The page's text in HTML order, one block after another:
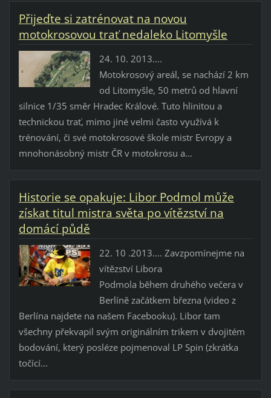
Přijeďte si zatrénovat na novou
motokrosovou trať nedaleko Litomyšle
24. 10. 2013....
Motokrosový areál, se nachází 2 km
od Litomyšle, 50 metrů od hlavní
silnice 1/35 směr Hradec Králové. Tuto hlinitou a
technickou trať, mimo jiné velmi často využívá k
trénování, či své motokrosové škole mistr Evropy a
mnohonásobný mistr ČR v motokrosu a...
Historie se opakuje: Libor Podmol může
získat titul mistra světa po vítězství na
domácí půdě
22. 10 .2013.... Zavzpomínejme na
vítězství Libora
Podmola během druhého večera v
Berlíně začátkem března (video z
Berlína najdete na našem Facebooku). Libor tam
všechny překvapil svým originálním trikem v dvojitém
bodování, který posléze pojmenoval LP Spin (zkrátka
točící...